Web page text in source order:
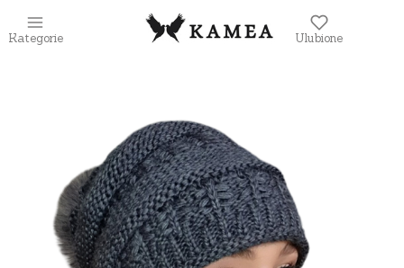
Kategorie Ulubione